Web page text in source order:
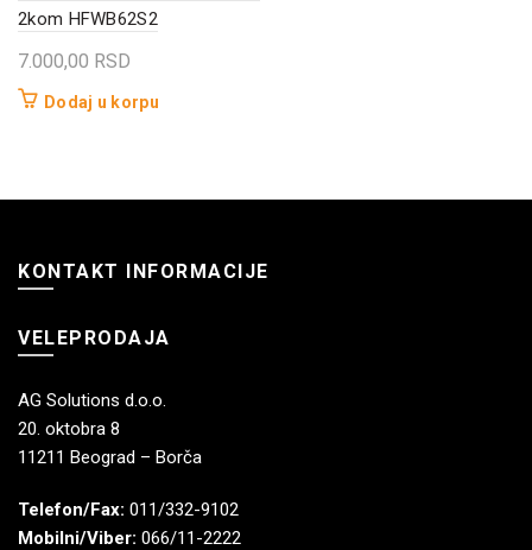
2kom HFWB62S2
7.000,00 RSD
Dodaj u korpu
KONTAKT INFORMACIJE
VELEPRODAJA
AG Solutions d.o.o.
20. oktobra 8
11211 Beograd – Borča
Telefon/Fax: 011/332-9102
Mobilni/Viber: 066/11-2222